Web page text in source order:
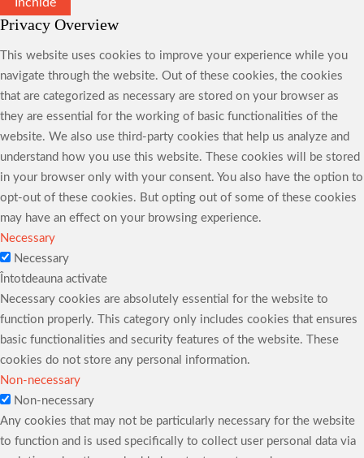
Închide
Privacy Overview
This website uses cookies to improve your experience while you
navigate through the website. Out of these cookies, the cookies
that are categorized as necessary are stored on your browser as
they are essential for the working of basic functionalities of the
website. We also use third-party cookies that help us analyze and
understand how you use this website. These cookies will be stored
in your browser only with your consent. You also have the option to
opt-out of these cookies. But opting out of some of these cookies
may have an effect on your browsing experience.
Necessary
Necessary
Întotdeauna activate
Necessary cookies are absolutely essential for the website to
function properly. This category only includes cookies that ensures
basic functionalities and security features of the website. These
cookies do not store any personal information.
Non-necessary
Non-necessary
Any cookies that may not be particularly necessary for the website
to function and is used specifically to collect user personal data via